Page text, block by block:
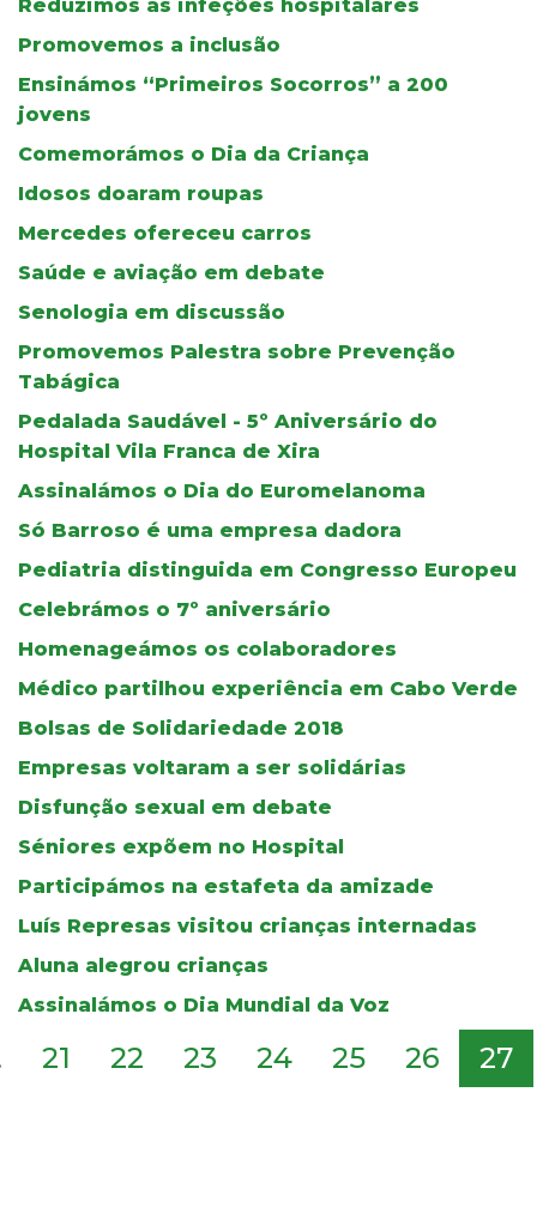
Reduzimos as infeções hospitalares
Promovemos a inclusão
Ensinámos “Primeiros Socorros” a 200
jovens
Comemorámos o Dia da Criança
Idosos doaram roupas
Mercedes ofereceu carros
Saúde e aviação em debate
Senologia em discussão
Promovemos Palestra sobre Prevenção
Tabágica
Pedalada Saudável - 5º Aniversário do
Hospital Vila Franca de Xira
Assinalámos o Dia do Euromelanoma
Só Barroso é uma empresa dadora
Pediatria distinguida em Congresso Europeu
Celebrámos o 7º aniversário
Homenageámos os colaboradores
Médico partilhou experiência em Cabo Verde
Bolsas de Solidariedade 2018
Empresas voltaram a ser solidárias
Disfunção sexual em debate
Séniores expõem no Hospital
Participámos na estafeta da amizade
Luís Represas visitou crianças internadas
Aluna alegrou crianças
Assinalámos o Dia Mundial da Voz
21 22 23 24 25 26 27